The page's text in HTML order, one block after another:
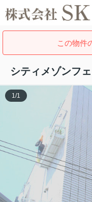
この物件
シティメゾンフ
1/1